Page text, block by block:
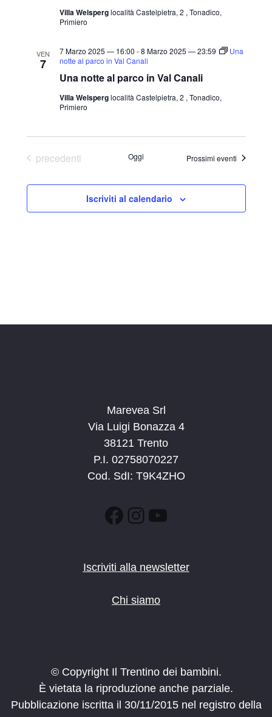
Villa Welsperglocalità Castelpietra, 2 , Tonadico,
Primiero
VEN
7
Una notte al parco in Val Canali
7 Marzo 2025 — 16:00 -8 Marzo 2025 — 23:59
Una
notte al parco in Val Canali
Villa Welsperglocalità Castelpietra, 2 , Tonadico,
Primiero
Eventi
precedenti Oggi Prossimi eventi
Iscriviti al calendario
Marevea Srl
Via Luigi Bonazza 4
38121 Trento
P.I. 02758070227
Cod. SdI: T9K4ZHO
Facebook
Instagram
YouTube
Iscriviti alla newsletter
Chi siamo
© Copyright Il Trentino dei bambini.
È vietata la riproduzione anche parziale.
Pubblicazione iscritta il 30/11/2015 nel registro della